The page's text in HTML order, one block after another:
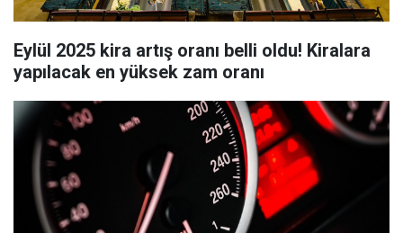
Eylül 2025 kira artış oranı belli oldu! Kiralara
yapılacak en yüksek zam oranı